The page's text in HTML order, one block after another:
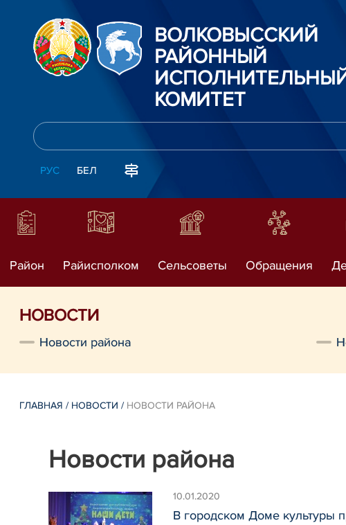
ВОЛКОВЫССКИЙ
РАЙОННЫЙ
КОМИТЕТ
РУС БЕЛ
Район Райисполком Сельсоветы Обращения
НОВОСТИ
Новости района
ГЛАВНАЯ / НОВОСТИ / НОВОСТИ РАЙОНА
Новости района
10.01.2020
В городском Доме культуры